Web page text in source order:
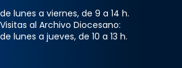
apòstol màrtir, decapitat a
Herodes Agripa (vers l'any 44).
Patró de Galícia, després de
de lunes a viernes, de 9 a 14 h.
Visitas al Archivo Diocesano:
de lunes a jueves, de 10 a 13 h.